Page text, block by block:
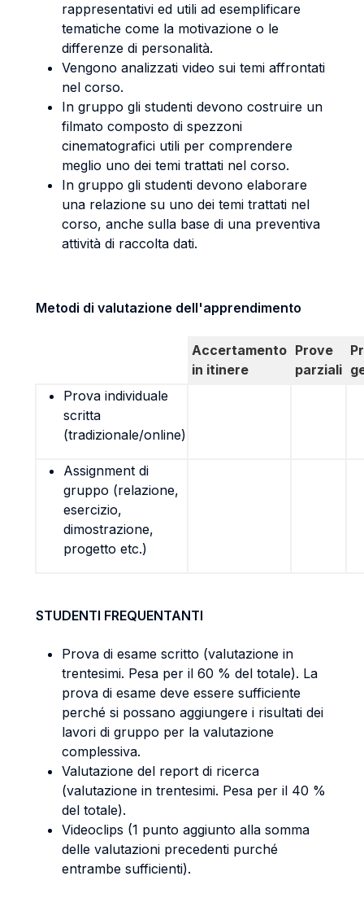
rappresentativi ed utili ad esemplificare
tematiche come la motivazione o le
differenze di personalità.
Vengono analizzati video sui temi affrontati
nel corso.
In gruppo gli studenti devono costruire un
filmato composto di spezzoni
cinematografici utili per comprendere
meglio uno dei temi trattati nel corso.
In gruppo gli studenti devono elaborare
una relazione su uno dei temi trattati nel
corso, anche sulla base di una preventiva
attività di raccolta dati.
Metodi di valutazione dell'apprendimento
Accertamento
in itinere
Prove
parziali
Prova individuale
scritta
(tradizionale/online)
Assignment di
gruppo (relazione,
esercizio,
dimostrazione,
progetto etc.)
STUDENTI FREQUENTANTI
Prova di esame scritto (valutazione in
trentesimi. Pesa per il 60 % del totale). La
prova di esame deve essere sufficiente
perché si possano aggiungere i risultati dei
lavori di gruppo per la valutazione
complessiva.
Valutazione del report di ricerca
(valutazione in trentesimi. Pesa per il 40 %
del totale).
Videoclips (1 punto aggiunto alla somma
delle valutazioni precedenti purché
entrambe sufficienti).